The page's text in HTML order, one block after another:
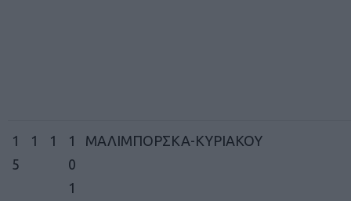
1
5
1 1
1
0
1
ΜΑΛΙΜΠΟΡΣΚΑ-ΚΥΡΙΑΚΟΥ